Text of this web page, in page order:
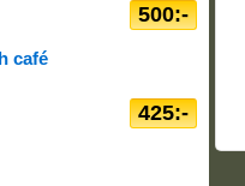
500:-
café
425:-